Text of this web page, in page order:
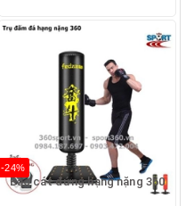
-24%
Bao cát đứng hạng nặng 360